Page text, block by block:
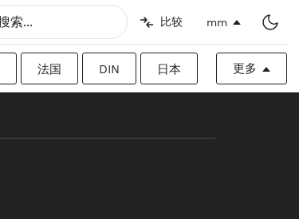
比较 mm
法国 DIN 日本 更多